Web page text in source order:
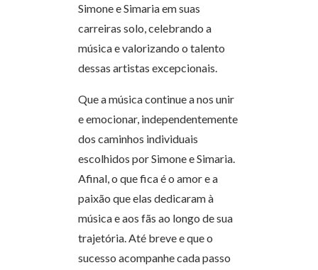
Simone e Simaria em suas
carreiras solo, celebrando a
música e valorizando o talento
dessas artistas excepcionais.
Que a música continue a nos unir
e emocionar, independentemente
dos caminhos individuais
escolhidos por Simone e Simaria.
Afinal, o que fica é o amor e a
paixão que elas dedicaram à
música e aos fãs ao longo de sua
trajetória. Até breve e que o
sucesso acompanhe cada passo